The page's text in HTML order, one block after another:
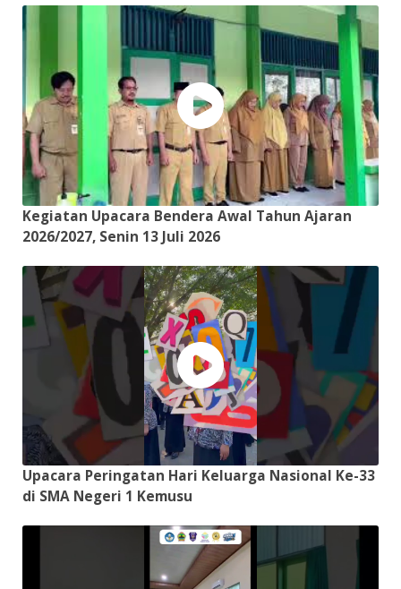
Kegiatan Upacara Bendera Awal Tahun Ajaran
2026/2027, Senin 13 Juli 2026
Upacara Peringatan Hari Keluarga Nasional Ke-33
di SMA Negeri 1 Kemusu